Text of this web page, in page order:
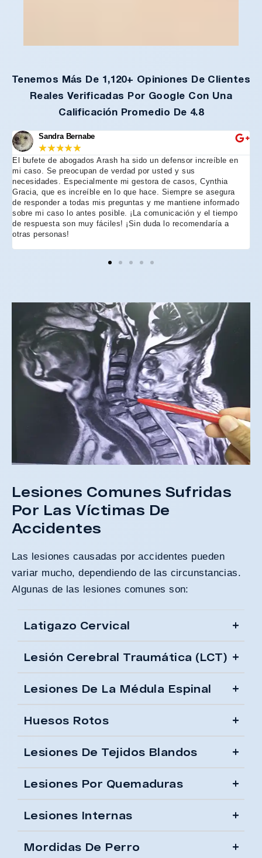
Tenemos Más De 1,120+ Opiniones De Clientes
Reales Verificadas Por Google Con Una
Calificación Promedio De 4.8
Sandra Bernabe
★★★★★
El bufete de abogados Arash ha sido un defensor increíble en
mi caso. Se preocupan de verdad por usted y sus
necesidades. Especialmente mi gestora de casos, Cynthia
Gracia, que es increíble en lo que hace. Siempre se asegura
de responder a todas mis preguntas y me mantiene informado
sobre mi caso lo antes posible. ¡La comunicación y el tiempo
de respuesta son muy fáciles! ¡Sin duda lo recomendaría a
otras personas!
Lesiones Comunes Sufridas
Por Las Víctimas De
Accidentes
Las lesiones causadas por accidentes pueden
variar mucho, dependiendo de las circunstancias.
Algunas de las lesiones comunes son:
Latigazo Cervical
Lesión Cerebral Traumática (LCT)
Lesiones De La Médula Espinal
Huesos Rotos
Lesiones De Tejidos Blandos
Lesiones Por Quemaduras
Lesiones Internas
Mordidas De Perro